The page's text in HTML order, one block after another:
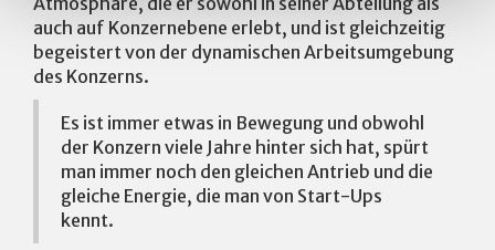
auch auf Konzernebene erlebt, und ist gleichzeitig
begeistert von der dynamischen Arbeitsumgebung
des Konzerns.
Es ist immer etwas in Bewegung und obwohl
der Konzern viele Jahre hinter sich hat, spürt
man immer noch den gleichen Antrieb und die
gleiche Energie, die man von Start-Ups
kennt.